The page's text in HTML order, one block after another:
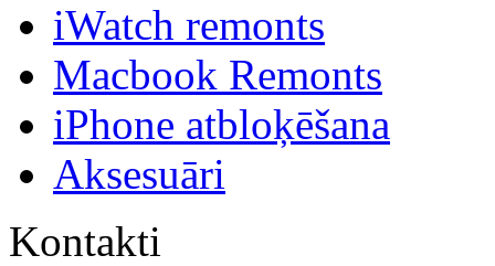
iWatch remonts
Macbook Remonts
iPhone atbloķēšana
Aksesuāri
Kontakti